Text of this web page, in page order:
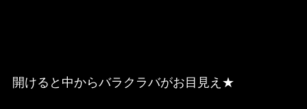
開けると中からバラクラバがお目見え★